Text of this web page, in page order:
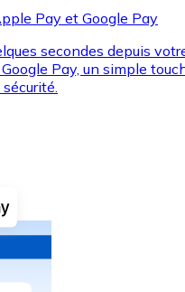
en
Pay et Google Pay
secondes depuis
Pay, un simple